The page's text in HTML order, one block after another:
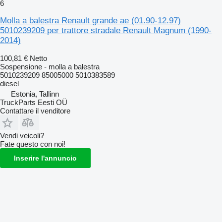
6
Molla a balestra Renault grande ae (01.90-12.97)
5010239209 per trattore stradale Renault Magnum (1990-
2014)
100,81 € Netto
Sospensione - molla a balestra
5010239209 85005000 5010383589
diesel
Estonia, Tallinn
TruckParts Eesti OÜ
Contattare il venditore
Vendi veicoli?
Fate questo con noi!
Inserire l'annuncio